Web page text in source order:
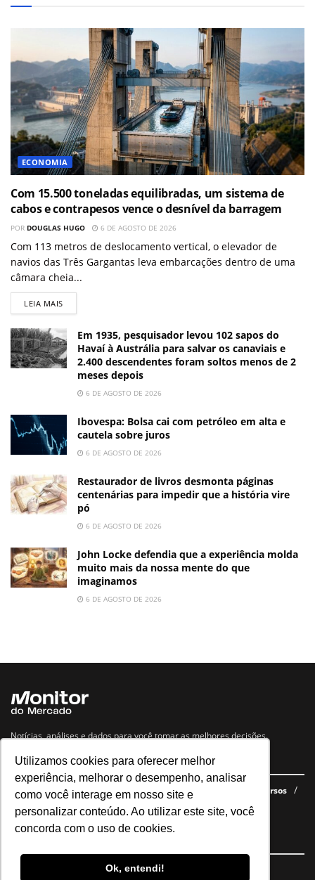
Utilizamos cookies para oferecer melhor
experiência, melhorar o desempenho, analisar
como você interage em nosso site e
personalizar conteúdo. Ao utilizar este site, você
concorda com o uso de cookies.
Ok, entendi!
ECONOMIA
Com 15.500 toneladas equilibradas, um sistema de
cabos e contrapesos vence o desnível da barragem
POR DOUGLAS HUGO 6 DE AGOSTO DE 2026
Com 113 metros de deslocamento vertical, o elevador de
navios das Três Gargantas leva embarcações dentro de uma
câmara cheia...
LEIA MAIS
Em 1935, pesquisador levou 102 sapos do
Havaí à Austrália para salvar os canaviais e
2.400 descendentes foram soltos menos de 2
meses depois
6 DE AGOSTO DE 2026
Ibovespa: Bolsa cai com petróleo em alta e
cautela sobre juros
6 DE AGOSTO DE 2026
Restaurador de livros desmonta páginas
centenárias para impedir que a história vire
pó
6 DE AGOSTO DE 2026
John Locke defendia que a experiência molda
muito mais da nossa mente do que
imaginamos
6 DE AGOSTO DE 2026
Notícias, análises e dados para você tomar as melhores decisões.
Navegue no site
Últimas notícias Quem somos E-books gratuitos
Cursos
Política de privacidade